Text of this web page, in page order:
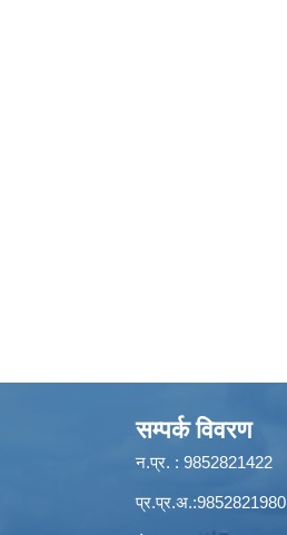
सम्पर्क विवरण
न.प्र. : 9852821422
प्र.प्र.अ.:9852821980